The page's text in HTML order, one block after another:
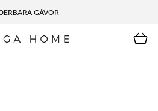
GÅVOR